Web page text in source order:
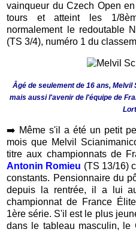
vainqueur du Czech Open
tours et atteint les 1/
normalement le redoutable
(TS 3/4), numéro 1 du
Âgé de seulement de 16 ans,
mais aussi l'avenir de l'équipe de
➡️ Même s'il a été un petit
mois que Melvil
titre aux championnats de
Antonin Romieu (TS 13/16)
constants. Pensionnaire du
depuis la rentrée, il a lui
championnat de France
1ère série. S'il est le plus
dans le tableau masculin, le